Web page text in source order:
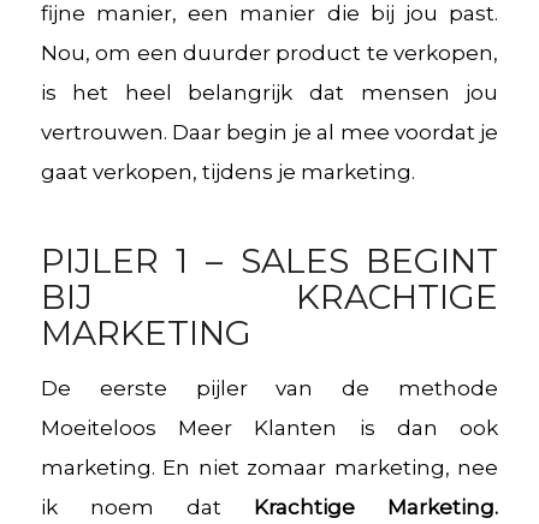
fijne manier, een manier die bij jou past.
Nou, om een duurder product te verkopen,
is het heel belangrijk dat mensen jou
vertrouwen. Daar begin je al mee voordat je
gaat verkopen, tijdens je marketing.
PIJLER 1 – SALES BEGINT
BIJ KRACHTIGE
MARKETING
De eerste pijler van de methode
Moeiteloos Meer Klanten is dan ook
marketing. En niet zomaar marketing, nee
ik noem dat Krachtige Marketing.